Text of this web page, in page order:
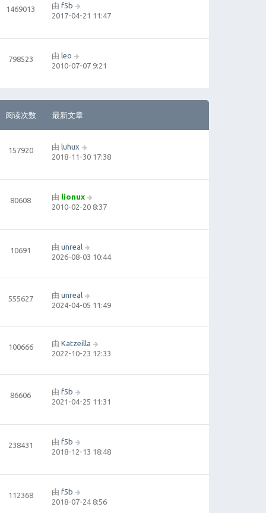
1469013 由 f5b
2017-04-21 11:47
798523 由 leo
2010-07-07 9:21
阅读次数 最新文章
157920 由 luhux
2018-11-30 17:38
80608 由 lionux
2010-02-20 8:37
10691 由 unreal
2026-08-03 10:44
555627 由 unreal
2024-04-05 11:49
100666 由 Katzeilla
2022-10-23 12:33
86606 由 f5b
2021-04-25 11:31
238431 由 f5b
2018-12-13 18:48
112368 由 f5b
2018-07-24 8:56